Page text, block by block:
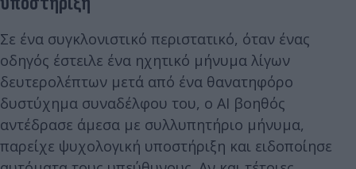
Σε ένα συγκλονιστικό περιστατικό, όταν ένας
οδηγός έστειλε ένα ηχητικό μήνυμα λίγων
δευτερολέπτων μετά από ένα θανατηφόρο
δυστύχημα συναδέλφου του, ο AI βοηθός
αντέδρασε άμεσα με συλλυπητήριο μήνυμα,
παρείχε ψυχολογική υποστήριξη και ειδοποίησε